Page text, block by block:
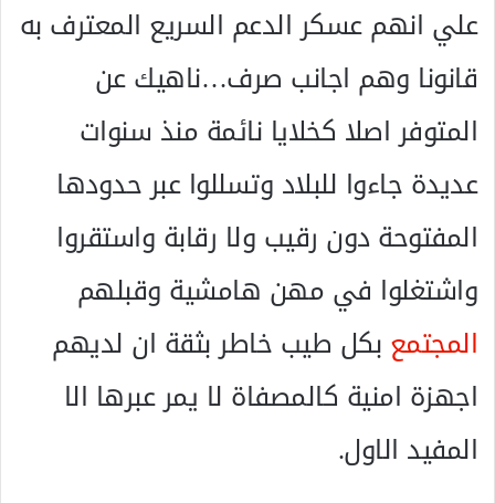
علي انهم عسكر الدعم السريع المعترف به
قانونا وهم اجانب صرف…ناهيك عن
المتوفر اصلا كخلايا نائمة منذ سنوات
عديدة جاءوا للبلاد وتسللوا عبر حدودها
المفتوحة دون رقيب ولا رقابة واستقروا
واشتغلوا في مهن هامشية وقبلهم
المجتمعبكل طيب خاطر بثقة ان لديهم
اجهزة امنية كالمصفاة لا يمر عبرها الا
المفيد الاول.